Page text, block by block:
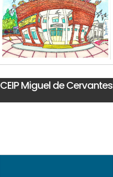
CEIP Miguel de Cervantes